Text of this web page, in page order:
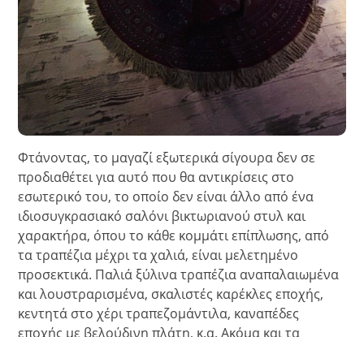
Φτάνοντας, το μαγαζί εξωτερικά σίγουρα δεν σε
προδιαθέτει για αυτό που θα αντικρίσεις στο
εσωτερικό του, το οποίο δεν είναι άλλο από ένα
ιδιοσυγκρασιακό σαλόνι βικτωριανού στυλ και
χαρακτήρα, όπου το κάθε κομμάτι επίπλωσης, από
τα τραπέζια μέχρι τα χαλιά, είναι μελετημένο
προσεκτικά. Παλιά ξύλινα τραπέζια αναπαλαιωμένα
και λουστραρισμένα, σκαλιστές καρέκλες εποχής,
κεντητά στο χέρι τραπεζομάντιλα, καναπέδες
εποχής με βελούδινη πλάτη, κ.α. Ακόμα και τα